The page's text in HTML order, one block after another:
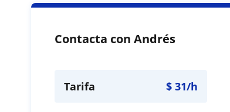
Contacta con Andrés
Tarifa $31/h